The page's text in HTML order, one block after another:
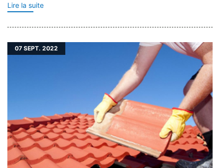
Lire la suite
07 SEPT. 2022